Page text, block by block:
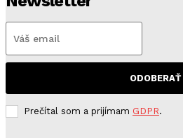
ODOBERAŤ
Prečítal som a prijímam GDPR.